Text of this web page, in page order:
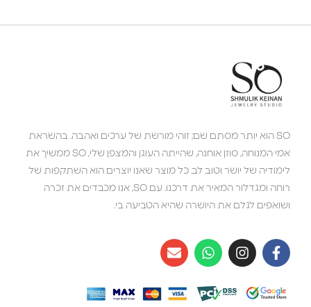
SO הוא יותר מסתם שם; זוהי מורשת של ערכים ואהבה. בהשראת
אמי המנוחה, סוזן אוחנה, שהייתה העוגן והמצפן שלי, SO ממשיך את
לימודיה של יושר וטוב לב. כל מוצר שאנו יוצרים הוא השתקפות של
רוחה ומגדלור המאיר את דרכנו. עם SO, אנו מכבדים את זכרה
ושואפים לגלם את היושרה שהיא הטביעה בי.